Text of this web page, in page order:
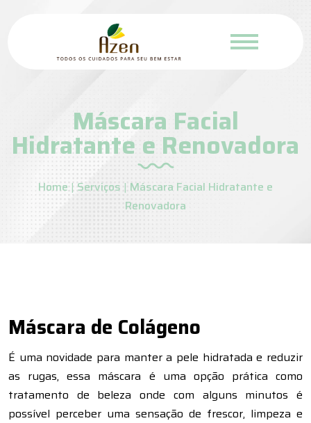
Máscara Facial
Hidratante e Renovadora
Home| Serviços | Máscara Facial Hidratante e
Renovadora
Máscara de Colágeno
É uma novidade para manter a pele hidratada e reduzir
as rugas, essa máscara é uma opção prática como
tratamento de beleza onde com alguns minutos é
possível perceber uma sensação de frescor, limpeza e